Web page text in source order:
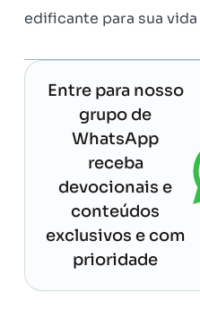
edificante para sua
Entre para nosso
grupo de
WhatsApp
receba
devocionais e
conteúdos
exclusivos e com
prioridade